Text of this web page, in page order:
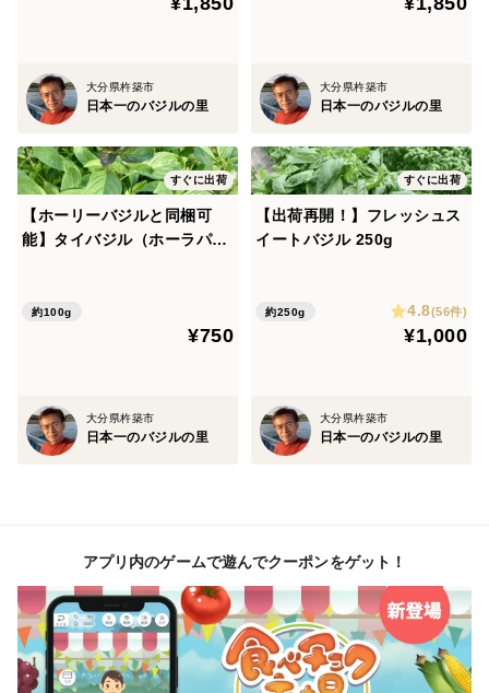
大分県杵築市
日本一のバジルの里
大分県杵築市
日本一のバジルの里
すぐに出荷
【ホーリーバジルと同梱可
能】タイバジル（ホーラパ
約100g
¥750
大分県杵築市
日本一のバジルの里
すぐに出荷
【出荷再開！】フレッシュス
イートバジル 250g
約250g 4.8(56件)
¥1,000
大分県杵築市
日本一のバジルの里
アプリ内のゲームで遊んでクーポンをゲット！